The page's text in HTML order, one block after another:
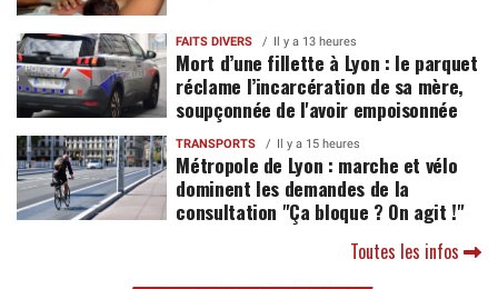
FAITS DIVERS Il y a 13 heures
Mort d’une fillette à Lyon : le parquet
réclame l’incarcération de sa mère,
soupçonnée de l'avoir empoisonnée
TRANSPORTS Il y a 15 heures
Métropole de Lyon : marche et vélo
dominent les demandes de la
consultation "Ça bloque ? On agit !"
Toutes les infos